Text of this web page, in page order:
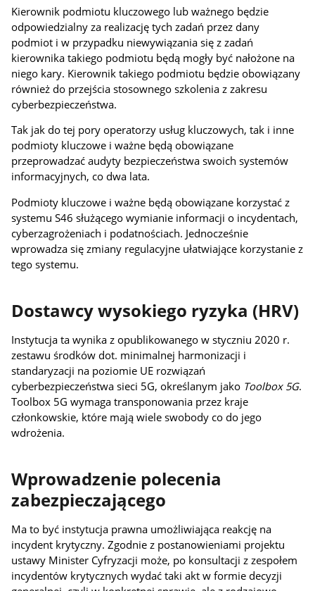
Kierownik podmiotu kluczowego lub ważnego będzie
odpowiedzialny za realizację tych zadań przez dany
podmiot i w przypadku niewywiązania się z zadań
kierownika takiego podmiotu będą mogły być nałożone na
niego kary. Kierownik takiego podmiotu będzie obowiązany
również do przejścia stosownego szkolenia z zakresu
cyberbezpieczeństwa.
Tak jak do tej pory operatorzy usług kluczowych, tak i inne
podmioty kluczowe i ważne będą obowiązane
przeprowadzać audyty bezpieczeństwa swoich systemów
informacyjnych, co dwa lata.
Podmioty kluczowe i ważne będą obowiązane korzystać z
systemu S46 służącego wymianie informacji o incydentach,
cyberzagrożeniach i podatnościach. Jednocześnie
wprowadza się zmiany regulacyjne ułatwiające korzystanie z
tego systemu.
Dostawcy wysokiego ryzyka (HRV)
Instytucja ta wynika z opublikowanego w styczniu 2020 r.
zestawu środków dot. minimalnej harmonizacji i
standaryzacji na poziomie UE rozwiązań
cyberbezpieczeństwa sieci 5G, określanym jako Toolbox 5G.
Toolbox 5G wymaga transponowania przez kraje
członkowskie, które mają wiele swobody co do jego
wdrożenia.
Wprowadzenie polecenia
zabezpieczającego
Ma to być instytucja prawna umożliwiająca reakcję na
incydent krytyczny. Zgodnie z postanowieniami projektu
ustawy Minister Cyfryzacji może, po konsultacji z zespołem
incydentów krytycznych wydać taki akt w formie decyzji